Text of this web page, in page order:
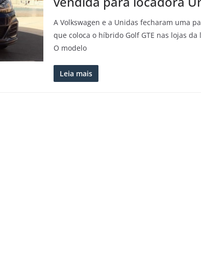
A Volkswagen e a Unidas fecharam uma
que coloca o híbrido Golf GTE nas lojas da
O modelo
Leia mais